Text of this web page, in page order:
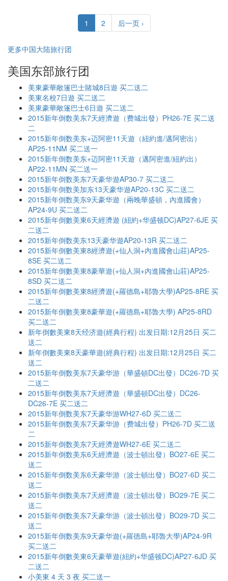
1 2 后一页 ›
更多中国大陆旅行团
美国东部旅行团
美東豪華敞篷巴士賭城8日遊 买二送二
美東名校7日遊 买二送二
美東豪華敞篷巴士6日遊 买二送二
2015新年倒数美东7天經濟遊（费城出發）PH26-7E 买二送
二
2015新年倒数美东+迈阿密11天遊（紐約進/邁阿密出）
AP25-11NM 买二送一
2015新年倒数美东+迈阿密11天遊（邁阿密進/紐約出）
AP22-11MN 买二送一
2015新年倒数美东7天豪华遊AP30-7 买二送二
2015新年倒数美加东13天豪华遊AP20-13C 买二送二
2015新年倒数美东9天豪华遊（兩晚華盛頓，內進國會）
AP24-9U 买二送二
2015新年倒數美東6天經濟遊 (紐約+华盛顿DC)AP27-6JE 买
二送二
2015新年倒数美东13天豪华遊AP20-13R 买二送二
2015新年倒數美東8經濟遊(+仙人洞+內進國會山莊)AP25-
8SE 买二送二
2015新年倒數美東8豪華遊(+仙人洞+內進國會山莊)AP25-
8SD 买二送二
2015新年倒數美東8經濟遊(+羅德島+耶魯大學)AP25-8RE 买
二送二
2015新年倒數美東8豪華遊(+羅德島+耶魯大學) AP25-8RD
买二送二
新年倒數美東8天经济遊(經典行程) 出发日期:12月25日 买二
送二
新年倒數美東8天豪華遊(經典行程) 出发日期:12月25日 买二
送二
2015新年倒数美东7天豪华游（華盛頓DC出發）DC26-7D 买
二送二
2015新年倒数美东7天經濟遊（華盛頓DC出發）DC26-
DC26-7E 买二送二
2015新年倒数美东7天豪华游WH27-6D 买二送二
2015新年倒数美东7天豪华游（费城出發）PH26-7D 买二送
二
2015新年倒数美东7天經濟遊WH27-6E 买二送二
2015新年倒数美东6天經濟遊（波士頓出發）BO27-6E 买二
送二
2015新年倒数美东6天豪华游（波士頓出發）BO27-6D 买二
送二
2015新年倒数美东7天經濟遊（波士頓出發）BO29-7E 买二
送二
2015新年倒数美东7天豪华游（波士頓出發）BO29-7D 买二
送二
2015新年倒数美东9天豪华遊(+羅德島+耶魯大學)AP24-9R
买二送二
2015新年倒數美東6天豪華遊(紐約+华盛顿DC)AP27-6JD 买
二送二
小美東 4 天 3 夜 买二送一